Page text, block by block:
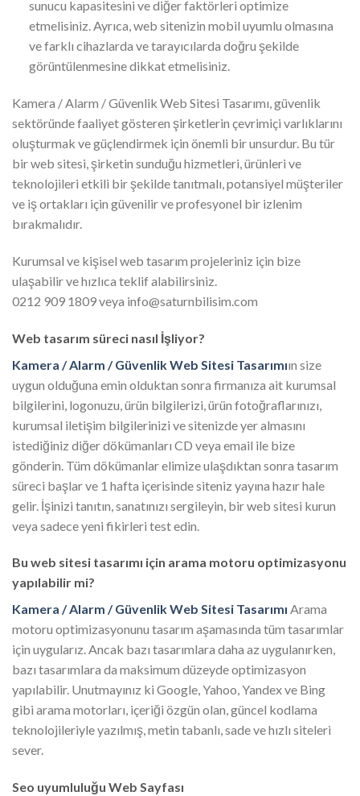
sunucu kapasitesini ve diğer faktörleri optimize
etmelisiniz. Ayrıca, web sitenizin mobil uyumlu olmasına
ve farklı cihazlarda ve tarayıcılarda doğru şekilde
görüntülenmesine dikkat etmelisiniz.
Kamera / Alarm / Güvenlik Web Sitesi Tasarımı, güvenlik
sektöründe faaliyet gösteren şirketlerin çevrimiçi varlıklarını
oluşturmak ve güçlendirmek için önemli bir unsurdur. Bu tür
bir web sitesi, şirketin sunduğu hizmetleri, ürünleri ve
teknolojileri etkili bir şekilde tanıtmalı, potansiyel müşteriler
ve iş ortakları için güvenilir ve profesyonel bir izlenim
bırakmalıdır.
Kurumsal ve kişisel web tasarım projeleriniz için bize
ulaşabilir ve hızlıca teklif alabilirsiniz.
0212 909 1809 veya info@saturnbilisim.com
Web tasarım süreci nasıl İşliyor?
Kamera / Alarm / Güvenlik Web Sitesi Tasarımıın size
uygun olduğuna emin olduktan sonra firmanıza ait kurumsal
bilgilerini, logonuzu, ürün bilgilerizi, ürün fotoğraflarınızı,
kurumsal iletişim bilgilerinizi ve sitenizde yer almasını
istediğiniz diğer dökümanları CD veya email ile bize
gönderin. Tüm dökümanlar elimize ulaşdıktan sonra tasarım
süreci başlar ve 1 hafta içerisinde siteniz yayına hazır hale
gelir. İşinizi tanıtın, sanatınızı sergileyin, bir web sitesi kurun
veya sadece yeni fikirleri test edin.
Bu web sitesi tasarımı için arama motoru optimizasyonu
yapılabilir mi?
Kamera / Alarm / Güvenlik Web Sitesi Tasarımı Arama
motoru optimizasyonunu tasarım aşamasında tüm tasarımlar
için uygularız. Ancak bazı tasarımlara daha az uygulanırken,
bazı tasarımlara da maksimum düzeyde optimizasyon
yapılabilir. Unutmayınız ki Google, Yahoo, Yandex ve Bing
gibi arama motorları, içeriği özgün olan, güncel kodlama
teknolojileriyle yazılmış, metin tabanlı, sade ve hızlı siteleri
sever.
Seo uyumluluğu Web Sayfası